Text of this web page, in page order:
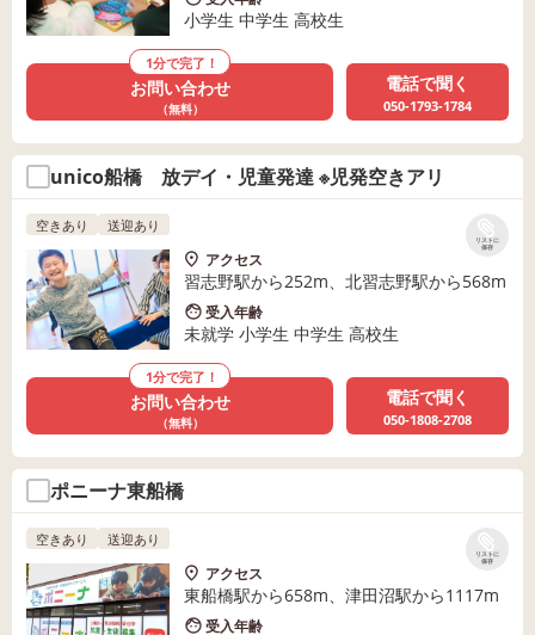
小学生 中学生 高校生
1分で完了！
お問い合わせ
（無料）
電話で聞く
050-1793-1784
unico船橋 放デイ・児童発達 ※児発空きアリ
リストに
保存
空きあり 送迎あり
アクセス
習志野駅から252m、北習志野駅から568m
受入年齢
未就学 小学生 中学生 高校生
1分で完了！
お問い合わせ
（無料）
電話で聞く
050-1808-2708
ポニーナ東船橋
リストに
保存
空きあり 送迎あり
アクセス
東船橋駅から658m、津田沼駅から1117m
受入年齢